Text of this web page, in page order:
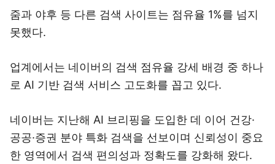
줌과 야후 등 다른 검색 사이트는 점유율 1%를 넘지
못했다.
업계에서는 네이버의 검색 점유율 강세 배경 중 하나
로 AI 기반 검색 서비스 고도화를 꼽고 있다.
네이버는 지난해 AI 브리핑을 도입한 데 이어 건강·
공공·증권 분야 특화 검색을 선보이며 신뢰성이 중요
한 영역에서 검색 편의성과 정확도를 강화해 왔다.